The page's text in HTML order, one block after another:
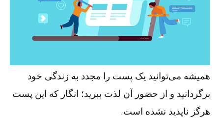
همیشه می‌توانید یک پست را مجدد به زندگی خود
برگردانید و از حضور آن لذت ببرید؛ انگار که این پست
هرگز ناپدید نشده است.